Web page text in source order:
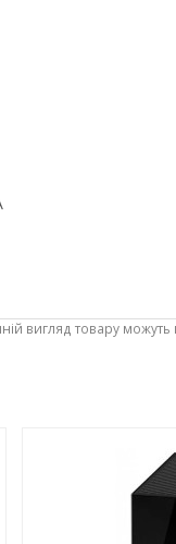
вигляд товару